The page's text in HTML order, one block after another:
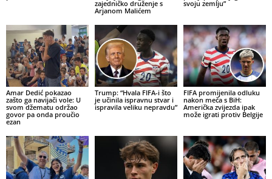
zajedničko druženje s
Arjanom Malićem
svoju zemlju”
Amar Dedić pokazao
zašto ga navijači vole: U
svom džematu održao
govor pa onda proučio
ezan
Trump: “Hvala FIFA-i što
je učinila ispravnu stvar i
ispravila veliku nepravdu”
FIFA promijenila odluku
nakon meča s BiH:
Američka zvijezda ipak
može igrati protiv Belgije